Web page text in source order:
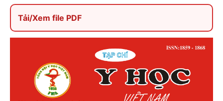
Tải/Xem file PDF